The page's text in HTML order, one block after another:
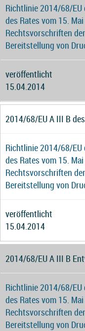
Richtlinie 2014/68/EU
des Rates vom 15.
Rechtsvorschriften
Bereitstellung von
veröffentlicht
15.04.2014
2014/68/EU A III B
Richtlinie 2014/68/EU
des Rates vom 15.
Rechtsvorschriften
Bereitstellung von
veröffentlicht
15.04.2014
2014/68/EU A III B
Richtlinie 2014/68/EU
des Rates vom 15.
Rechtsvorschriften
Bereitstellung von